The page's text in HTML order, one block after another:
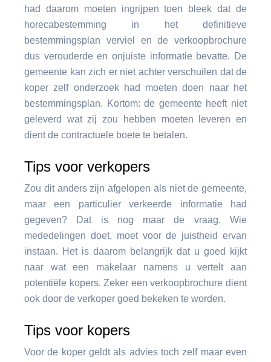
had daarom moeten ingrijpen toen bleek dat de
horecabestemming in het definitieve
bestemmingsplan verviel en de verkoopbrochure
dus verouderde en onjuiste informatie bevatte. De
gemeente kan zich er niet achter verschuilen dat de
koper zelf onderzoek had moeten doen naar het
bestemmingsplan. Kortom: de gemeente heeft niet
geleverd wat zij zou hebben moeten leveren en
dient de contractuele boete te betalen.
Tips voor verkopers
Zou dit anders zijn afgelopen als niet de gemeente,
maar een particulier verkeerde informatie had
gegeven? Dat is nog maar de vraag. Wie
mededelingen doet, moet voor de juistheid ervan
instaan. Het is daarom belangrijk dat u goed kijkt
naar wat een makelaar namens u vertelt aan
potentiële kopers. Zeker een verkoopbrochure dient
ook door de verkoper goed bekeken te worden.
Tips voor kopers
Voor de koper geldt als advies toch zelf maar even